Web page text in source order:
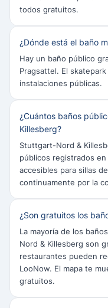
todos gratuitos.
¿Dónde está el baño
Hay un baño público
Pragsattel. El
instalaciones públicas.
¿Cuántos baños
Killesberg?
Stuttgart-Nord &
públicos registrados
accesibles para sillas
continuamente por la
¿Son gratuitos los
La mayoría de los
Nord & Killesberg son
restaurantes pueden
LooNow. El mapa te
gratuitos.